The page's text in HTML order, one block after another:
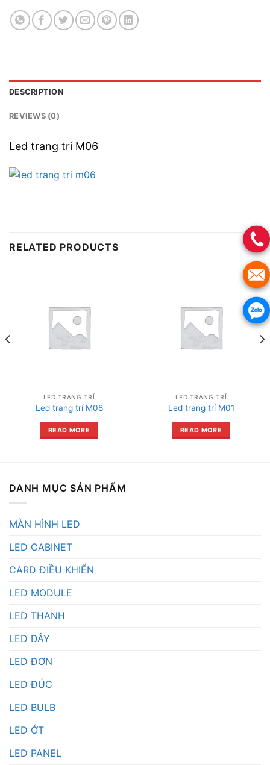
DESCRIPTION
REVIEWS (0)
Led trang trí M06
RELATED PRODUCTS
LED TRANG TRÍ
Led trang trí M08
READ MORE
LED TRANG TRÍ
Led trang trí M01
READ MORE
DANH MỤC SẢN PHẨM
MÀN HÌNH LED
LED CABINET
CARD ĐIỀU KHIỂN
LED MODULE
LED THANH
LED DÂY
LED ĐƠN
LED ĐÚC
LED BULB
LED ỚT
LED PANEL